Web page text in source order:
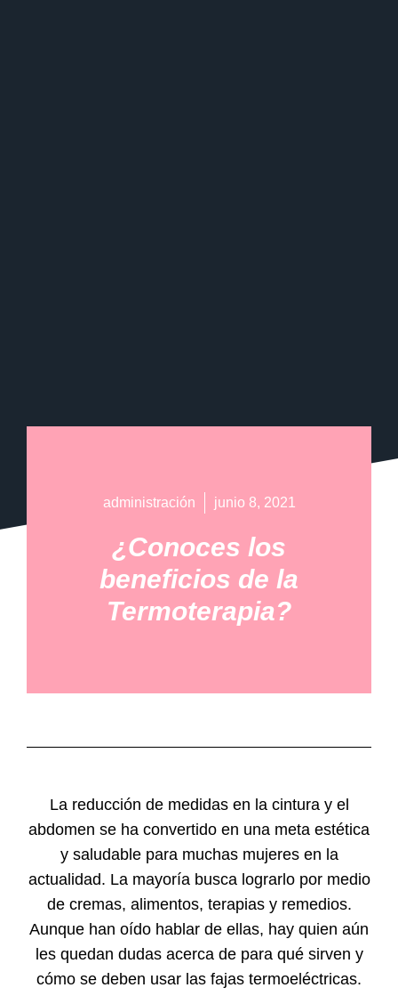
administración junio 8, 2021
¿Conoces los
beneficios de la
Termoterapia?
La reducción de medidas en la cintura y el
abdomen se ha convertido en una meta estética
y saludable para muchas mujeres en la
actualidad. La mayoría busca lograrlo por medio
de cremas, alimentos, terapias y remedios.
Aunque han oído hablar de ellas, hay quien aún
les quedan dudas acerca de para qué sirven y
cómo se deben usar las fajas termoeléctricas.